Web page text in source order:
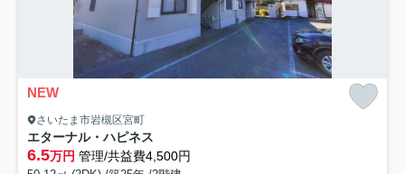
NEW
さいたま市岩槻区宮町
エターナル・ハピネス
6.5万円 管理/共益費4,500円